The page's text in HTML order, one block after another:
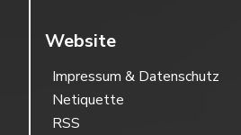
Website
Impressum & Datenschutz
Netiquette
RSS